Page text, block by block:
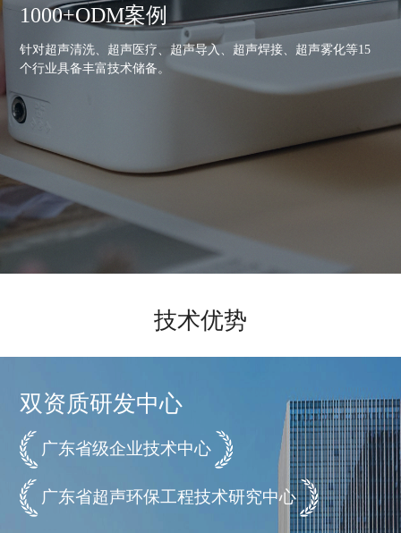
1000+ODM案例
针对超声清洗、超声医疗、超声导入、超声焊接、超声雾化等15
个行业具备丰富技术储备。
技术优势
双资质研发中心
广东省级企业技术中心
广东省超声环保工程技术研究中心